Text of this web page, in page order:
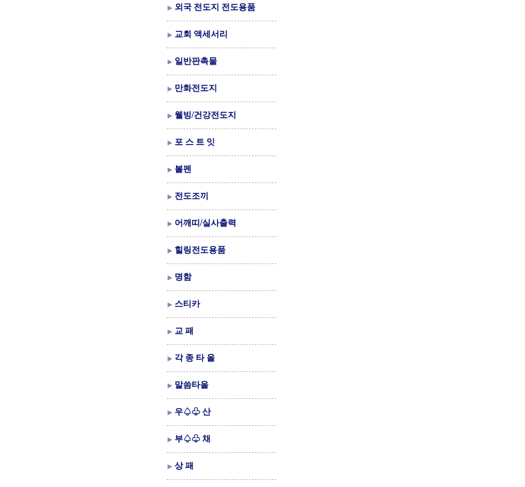
외국 전도지 전도용품
교회 액세서리
일반판촉물
만화전도지
웰빙/건강전도지
포 스 트 잇
볼펜
전도조끼
어깨띠/실사출력
힐링전도용품
명함
스티카
교 패
각 종 타 올
말씀타올
우♤♧ 산
부♤♧ 채
상 패